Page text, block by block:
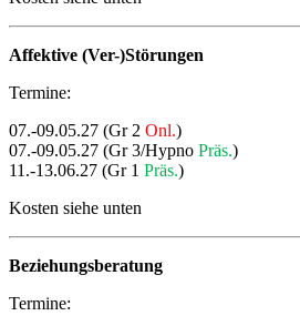
Affektive (Ver-)Störungen
Termine:
07.-09.05.27 (Gr 2 Onl.)
07.-09.05.27 (Gr 3/Hypno Präs.)
11.-13.06.27 (Gr 1 Präs.)
Kosten siehe unten
Beziehungsberatung
Termine: